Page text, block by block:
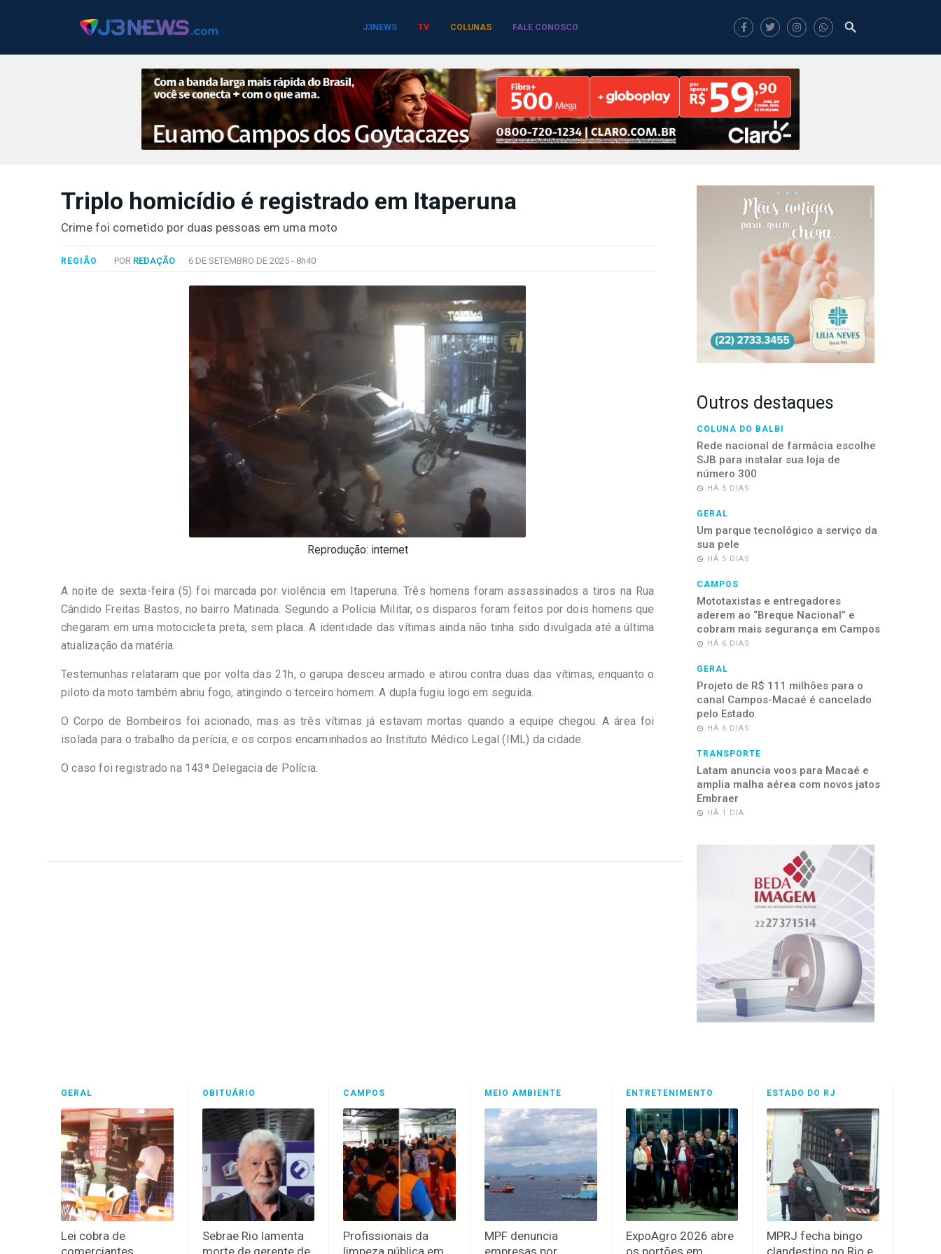
J3NEWS TV COLUNAS FALE CONOSCO
Triplo homicídio é registrado em Itaperuna
Crime foi cometido por duas pessoas em uma moto
REGIÃO POR REDAÇÃO 6 DE SETEMBRO DE 2025 - 8h40
Reprodução: internet
A noite de sexta-feira (5) foi marcada por violência em Itaperuna. Três homens foram assassinados a tiros na Rua
Cândido Freitas Bastos, no bairro Matinada. Segundo a Polícia Militar, os disparos foram feitos por dois homens que
chegaram em uma motocicleta preta, sem placa. A identidade das vítimas ainda não tinha sido divulgada até a última
atualização da matéria.
Testemunhas relataram que por volta das 21h, o garupa desceu armado e atirou contra duas das vítimas, enquanto o
piloto da moto também abriu fogo, atingindo o terceiro homem. A dupla fugiu logo em seguida.
O Corpo de Bombeiros foi acionado, mas as três vítimas já estavam mortas quando a equipe chegou. A área foi
isolada para o trabalho da perícia, e os corpos encaminhados ao Instituto Médico Legal (IML) da cidade.
O caso foi registrado na 143ª Delegacia de Polícia.
Outros destaques
COLUNA DO BALBI
Rede nacional de farmácia escolhe
SJB para instalar sua loja de
número 300
HÁ 5 DIAS
GERAL
Um parque tecnológico a serviço da
sua pele
HÁ 5 DIAS
CAMPOS
Mototaxistas e entregadores
aderem ao “Breque Nacional” e
cobram mais segurança em Campos
HÁ 6 DIAS
GERAL
Projeto de R$ 111 milhões para o
canal Campos-Macaé é cancelado
pelo Estado
HÁ 6 DIAS
TRANSPORTE
Latam anuncia voos para Macaé e
amplia malha aérea com novos jatos
Embraer
HÁ 1 DIA
GERAL
Lei cobra de
OBITUÁRIO
Sebrae Rio lamenta
CAMPOS
Profissionais da
MEIO AMBIENTE
MPF denuncia
ENTRETENIMENTO
ExpoAgro 2026 abre
ESTADO DO RJ
MPRJ fecha bingo